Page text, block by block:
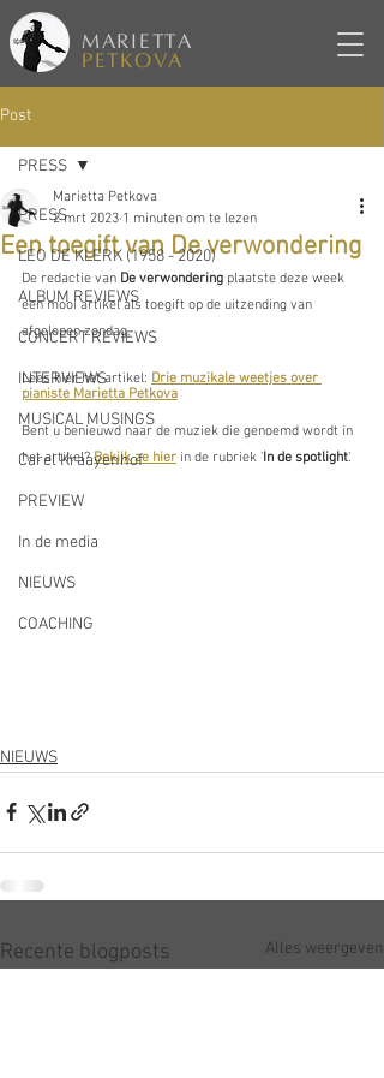
MARIETTA
PETKOVA
Post
PRESS
LEO DE KLERK (1958 - 2020)
ALBUM REVIEWS
CONCERT REVIEWS
INTERVIEWS
MUSICAL MUSINGS
Carel Kraayenhof
PREVIEW
In de media
NIEUWS
COACHING
PRESS
Een toegift van De verwondering
Marietta Petkova
2 mrt 2023 1 minuten om te lezen
De redactie van De verwondering plaatste deze week
een mooi artikel als toegift op de uitzending van
afgelopen zondag.
Lees hier het artikel: Drie muzikale weetjes over
pianiste Marietta Petkova
Bent u benieuwd naar de muziek die genoemd wordt in
het artikel? Bekijk ze hier in de rubriek 'In de spotlight'.
NIEUWS
Recente blogposts Alles weergeven